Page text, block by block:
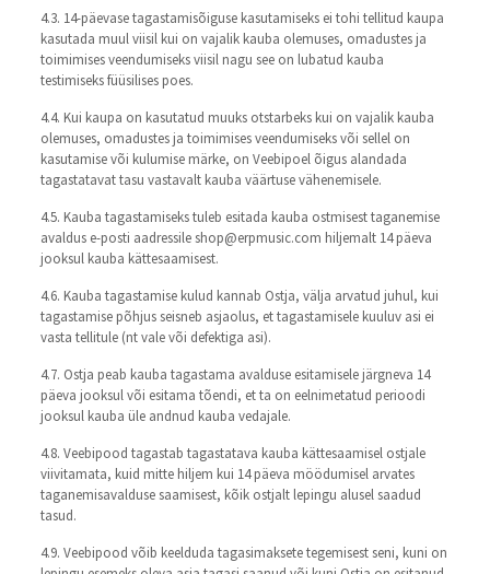
4.3. 14-päevase tagastamisõiguse kasutamiseks ei tohi tellitud kaupa
kasutada muul viisil kui on vajalik kauba olemuses, omadustes ja
toimimises veendumiseks viisil nagu see on lubatud kauba
testimiseks füüsilises poes.
4.4. Kui kaupa on kasutatud muuks otstarbeks kui on vajalik kauba
olemuses, omadustes ja toimimises veendumiseks või sellel on
kasutamise või kulumise märke, on Veebipoel õigus alandada
tagastatavat tasu vastavalt kauba väärtuse vähenemisele.
4.5. Kauba tagastamiseks tuleb esitada kauba ostmisest taganemise
avaldus e-posti aadressile shop@erpmusic.com hiljemalt 14 päeva
jooksul kauba kättesaamisest.
4.6. Kauba tagastamise kulud kannab Ostja, välja arvatud juhul, kui
tagastamise põhjus seisneb asjaolus, et tagastamisele kuuluv asi ei
vasta tellitule (nt vale või defektiga asi).
4.7. Ostja peab kauba tagastama avalduse esitamisele järgneva 14
päeva jooksul või esitama tõendi, et ta on eelnimetatud perioodi
jooksul kauba üle andnud kauba vedajale.
4.8. Veebipood tagastab tagastatava kauba kättesaamisel ostjale
viivitamata, kuid mitte hiljem kui 14 päeva möödumisel arvates
taganemisavalduse saamisest, kõik ostjalt lepingu alusel saadud
tasud.
4.9. Veebipood võib keelduda tagasimaksete tegemisest seni, kuni on